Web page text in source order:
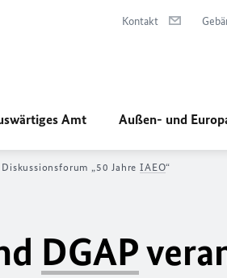
Kontakt
Amt Außen- und
„50 JahreIAEO“
DGAP